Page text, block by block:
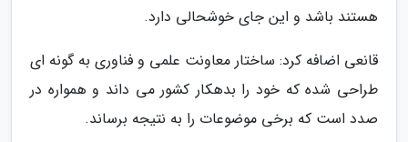
هستند باشد و این جای خوشحالی دارد.
قانعی اضافه کرد: ساختار معاونت علمی و فناوری به گونه ای
طراحی شده که خود را بدهکار کشور می داند و همواره در
صدد است که برخی موضوعات را به نتیجه برساند.